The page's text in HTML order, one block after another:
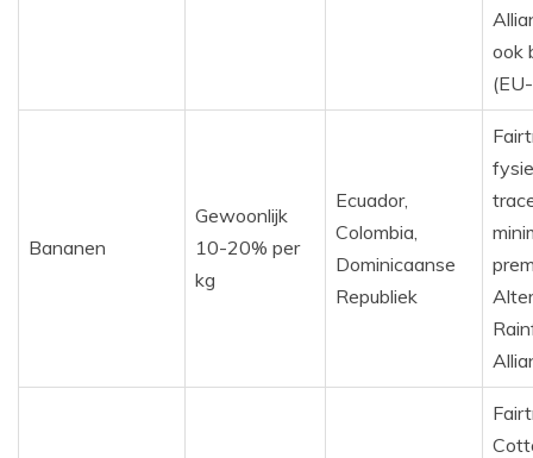
ook
Bananen
Gewoonlijk
10-20% per
kg
Ecuador,
Colombia,
Dominicaanse
Republiek